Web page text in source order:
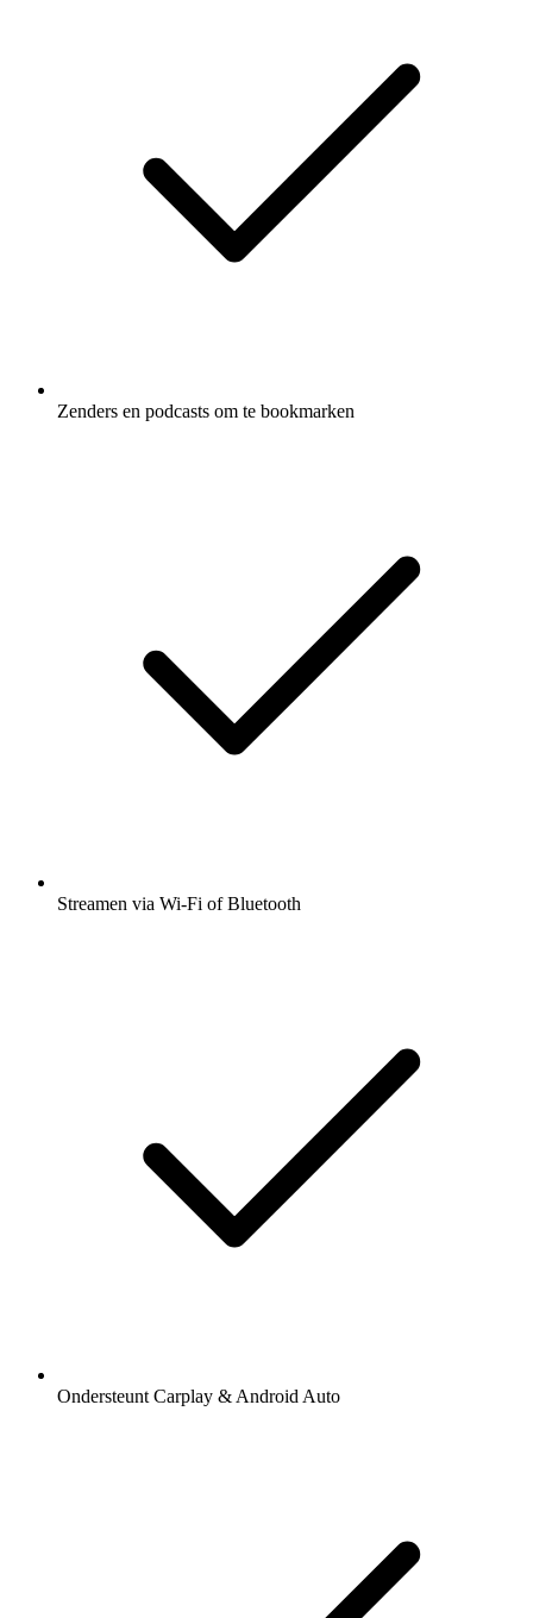
Zenders en podcasts om te bookmarken
Streamen via Wi-Fi of Bluetooth
Ondersteunt Carplay & Android Auto